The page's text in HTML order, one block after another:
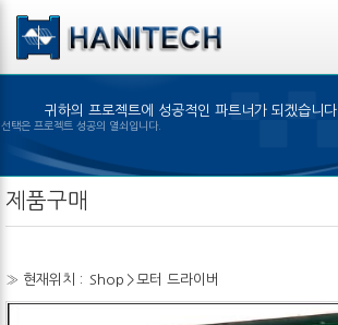
본문 바로가기
귀하의 프로젝트에 성공적인 파트너가 되겠습니다.
은 제품의 선택은 프로젝트 성공의 열쇠입니다.
제품구매
» 현재위치 : Shop >모터 드라이버